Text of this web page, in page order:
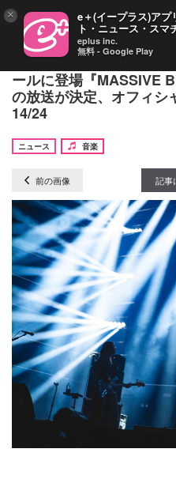
アジカン、10-FEET、
ールに登場『MASSIVE
の放送が決定、オフィシ
14/24
ニュース
音楽
前の画像 記事
× e＋(イープラス)アプ
ト・ニュース・スマ
eplus inc.
無料 - Google Play